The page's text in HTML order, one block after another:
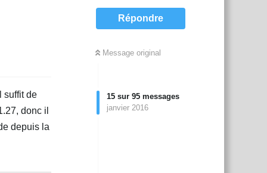
Répondre
Message original
15 sur 95 messages
janvier 2016
suffit de
donc il
depuis la